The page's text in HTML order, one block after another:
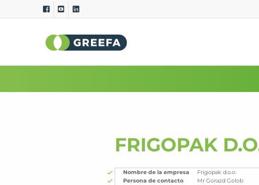
Clasificadoras Sistemas De
Peso
FRIGOPAK
Nombre de la empresa
Frigopak d.o.o.
Persona de contacto
Mr Gorazd Golob